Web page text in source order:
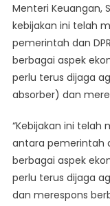
1
Menteri Keuangan,
kebijakan ini telah
pemerintah dan
berbagai aspek
perlu terus dijaga
absorber) dan
“Kebijakan ini
antara pemerintah
berbagai aspek
perlu terus dijaga
dan merespons